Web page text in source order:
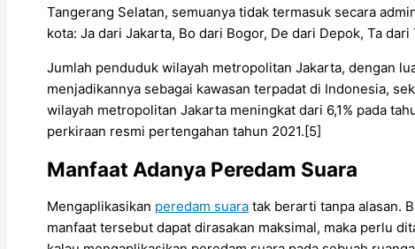
Tangerang Selatan, semuanya tidak termasuk secara
kota: Ja dari Jakarta, Bo dari Bogor, De dari Depok, Ta
Jumlah penduduk wilayah metropolitan Jakarta, dengan
menjadikannya sebagai kawasan terpadat di Indonesia,
wilayah metropolitan Jakarta meningkat dari 6,1% pada
perkiraan resmi pertengahan tahun 2021.[5]
Manfaat Adanya Peredam Suara
Mengaplikasikan peredam suara tak berarti tanpa alasan.
manfaat tersebut dapat dirasakan maksimal, maka perlu